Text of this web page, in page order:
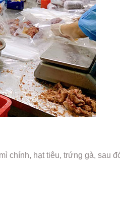
chính, hạt tiêu, trứng gà, sau